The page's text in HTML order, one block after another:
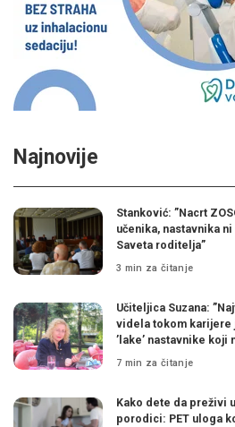
Najnovije
Stanković: ”Nacrt
učenika, nastavnika
Saveta roditelja”
3 min za čitanje
Učiteljica Suzana:
videla tokom karijere
’lake’ nastavnike koji
7 min za čitanje
Kako dete da preživi u
porodici: PET uloga